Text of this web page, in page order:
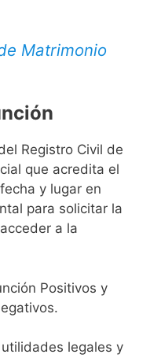
Matrimonio
Registro Civil de
que acredita el
y lugar en
para solicitar la
a la
Positivos y
legales y